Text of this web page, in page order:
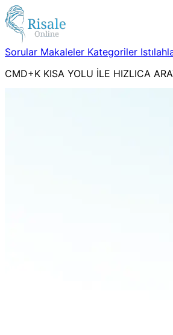
Sorular Makaleler Kategoriler
CMD+K KISA YOLU İLE HIZLICA